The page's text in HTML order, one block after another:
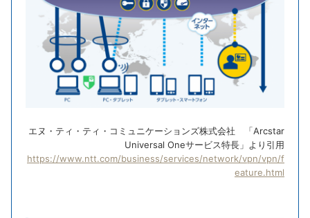
エヌ・ティ・ティ・コミュニケーションズ株式会社 「Arcstar
Universal Oneサービス特長」より引用
https://www.ntt.com/business/services/network/vpn/vpn/f
eature.html